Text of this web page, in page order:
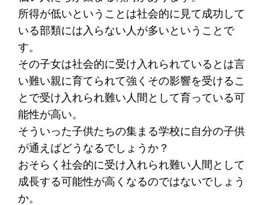
所得が低いということは社会的に見て成功して
いる部類には入らない人が多いということで
す。
その子女は社会的に受け入れられているとは言
い難い親に育てられて強くその影響を受けるこ
とで受け入れられ難い人間として育っている可
能性が高い。
そういった子供たちの集まる学校に自分の子供
が通えばどうなるでしょうか？
おそらく社会的に受け入れられ難い人間として
成長する可能性が高くなるのではないでしょう
か。